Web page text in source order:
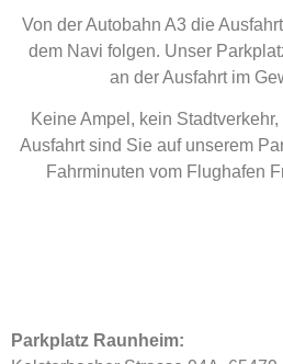
Von der Autobahn A3 die
dem Navi folgen. Unser
an der Ausfahrt im
Keine Ampel, kein
Ausfahrt sind Sie auf unserem
Fahrminuten vom Flughafen
Parkplatz Raunheim: